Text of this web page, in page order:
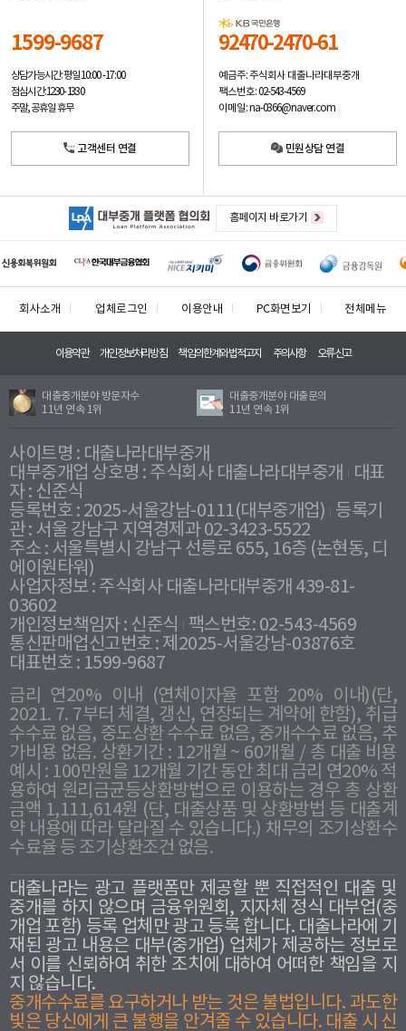
1599-9687
상담가능시간: 평일10:00 -17:00
점심시간: 12:30 - 13:30
주말, 공휴일 휴무
고객센터 연결
92470-2470-61
예금주: 주식회사 대출나라대부중개
팩스번호: 02-543-4569
이메일: na-0366@naver.com
민원상담 연결
홈페이지 바로가기
회사소개 업체로그인 이용안내 PC화면보기 전체메뉴
이용약관 개인정보처리방침 책임의한계와법적고지 주의사항 오류신고
대출중개분야 방문자수
11년 연속 1위
대출중개분야 대출문의
11년 연속 1위
사이트명 : 대출나라대부중개
대부중개업 상호명 : 주식회사 대출나라대부중개
대표
자 : 신준식
등록번호 : 2025-서울강남-0111(대부중개업) 등록기
관 : 서울 강남구 지역경제과 02-3423-5522
주소 : 서울특별시 강남구 선릉로 655, 16층 (논현동, 디
에이원타워)
사업자정보 : 주식회사 대출나라대부중개 439-81-
03602
개인정보책임자 : 신준식
팩스번호: 02-543-4569
통신판매업신고번호 : 제2025-서울강남-03876호
대표번호 : 1599-9687
금리 연20% 이내 (연체이자율 포함 20% 이내)(단,
2021. 7. 7부터 체결, 갱신, 연장되는 계약에 한함), 취급
수수료 없음, 중도상환 수수료 없음, 중개수수료 없음, 추
가비용 없음. 상환기간 : 12개월 ~ 60개월 / 총 대출 비용
예시 : 100만원을 12개월 기간 동안 최대 금리 연20% 적
용하여 원리금균등상환방법으로 이용하는 경우 총 상환
금액 1,111,614원 (단, 대출상품 및 상환방법 등 대출계
약 내용에 따라 달라질 수 있습니다.) 채무의 조기상환수
수료율 등 조기상환조건 없음.
대출나라는 광고 플랫폼만 제공할 뿐 직접적인 대출 및
중개를 하지 않으며 금융위원회, 지자체 정식 대부업(중
개업 포함) 등록 업체만 광고 등록 합니다. 대출나라에 기
재된 광고 내용은 대부(중개업) 업체가 제공하는 정보로
서 이를 신뢰하여 취한 조치에 대하여 어떠한 책임을 지
지 않습니다.
중개수수료를 요구하거나 받는 것은 불법입니다. 과도한
빛은 당신에게 큰 불행을 안겨줄 수 있습니다. 대출 시 신